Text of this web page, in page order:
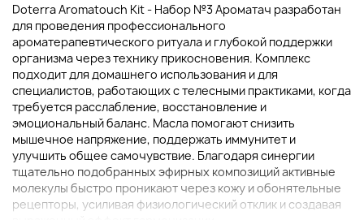
Doterra Aromatouch Kit - Набор №3 Ароматач разработан
для проведения профессионального
ароматерапевтического ритуала и глубокой поддержки
организма через технику прикосновения. Комплекс
подходит для домашнего использования и для
специалистов, работающих с телесными практиками, когда
требуется расслабление, восстановление и
эмоциональный баланс. Масла помогают снизить
мышечное напряжение, поддержать иммунитет и
улучшить общее самочувствие. Благодаря синергии
тщательно подобранных эфирных композиций активные
молекулы быстро проникают через кожу и обонятельные
рецепторы, усиливая физиологический отклик и создавая